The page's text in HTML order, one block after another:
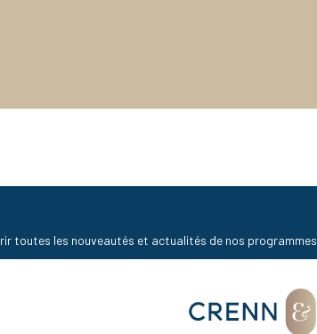
toutes les nouveautés et actualités de nos programmes